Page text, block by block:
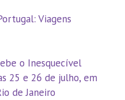
Viagens
o Inesquecível
25 e 26 de julho, em
de Janeiro